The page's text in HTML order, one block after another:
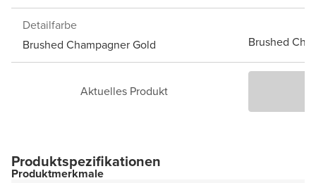
Detailfarbe
Brushed Champagner Gold
Brushed
Aktuelles Produkt
Produktspezifikationen
Produktmerkmale